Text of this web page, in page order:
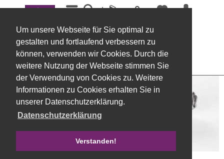
Um unsere Webseite für Sie optimal zu
gestalten und fortlaufend verbessern zu
können, verwenden wir Cookies. Durch die
weitere Nutzung der Webseite stimmen Sie
der Verwendung von Cookies zu. Weitere
Informationen zu Cookies erhalten Sie in
unserer Datenschutzerklärung.
Datenschutzerklärung
Verstanden!
Menü
Übersicht Dekobänder
Dochtfaden, Wolle/Jute, D 5 mm, 55
meter, Grau